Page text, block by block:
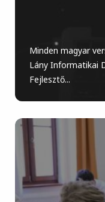
Minden magyar
Lány Informatikai
Fejlesztő...